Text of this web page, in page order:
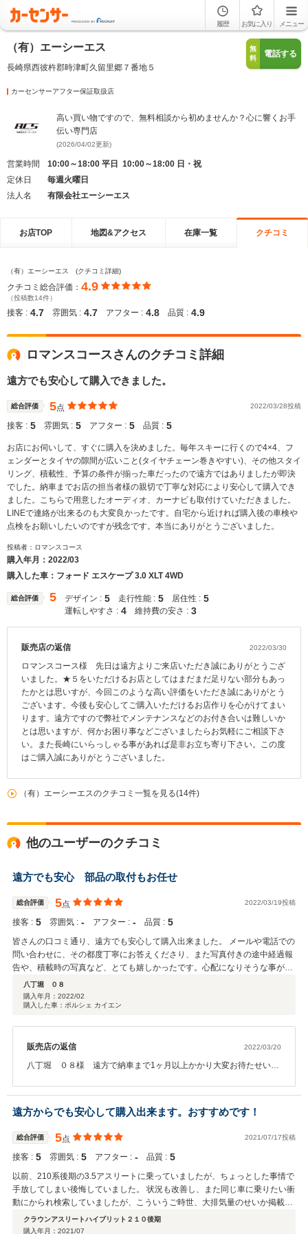
履歴 お気に入り メニュー
（有）エーシーエス
長崎県西彼杵郡時津町久留里郷７番地５
無
料
電話する
カーセンサーアフター保証取扱店
高い買い物ですので、無料相談から初めませんか？心に響くお手
伝い専門店
(2026/04/02更新)
営業時間
10:00～18:00 平日 10:00～18:00 日・祝
定休日
毎週火曜日
法人名
有限会社エーシーエス
お店TOP 地図&アクセス 在庫一覧 クチコミ
（有）エーシーエス (クチコミ詳細)
クチコミ総合評価： 4.9
（投稿数14件）
接客 : 4.7 雰囲気 : 4.7 アフター : 4.8 品質 : 4.9
ロマンスコースさんのクチコミ詳細
遠方でも安心して購入できました。
総合評価 5点 2022/03/28投稿
接客 : 5 雰囲気 : 5 アフター : 5 品質 : 5
お店にお伺いして、すぐに購入を決めました。毎年スキーに行くので4×4、フ
ェンダーとタイヤの隙間が広いこと(タイヤチェーン巻きやすい)、その他スタイ
リング、積載性、予算の条件が揃った車だったので遠方ではありましたが即決
でした。納車までお店の担当者様の親切で丁寧な対応により安心して購入でき
ました。こちらで用意したオーディオ、カーナビも取付けていただきました。
LINEで連絡が出来るのも大変良かったです。自宅から近ければ購入後の車検や
点検をお願いしたいのですが残念です。本当にありがとうございました。
投稿者：ロマンスコース
購入年月： 2022/03
購入した車：フォード エスケープ 3.0 XLT 4WD
総合評価 5 デザイン : 5 走行性能 : 5 居住性 : 5
運転しやすさ : 4 維持費の安さ : 3
販売店の返信 2022/03/30
ロマンスコース様 先日は遠方よりご来店いただき誠にありがとうござ
いました。★５をいただけるお店としてはまだまだ足りない部分もあっ
たかとは思いすが、今回このような高い評価をいただき誠にありがとう
ございます。今後も安心してご購入いただけるお店作りを心がけてまい
ります。遠方ですので弊社でメンテナンスなどのお付き合いは難しいか
とは思いますが、何かお困り事などございましたらお気軽にご相談下さ
い。また長崎にいらっしゃる事があれば是非お立ち寄り下さい。この度
はご購入誠にありがとうございました。
（有）エーシーエスのクチコミ一覧を見る(14件)
他のユーザーのクチコミ
遠方でも安心 部品の取付もお任せ
総合評価 5点 2022/03/19投稿
接客 : 5 雰囲気 : ‐ アフター : ‐ 品質 : 5
皆さんの口コミ通り、遠方でも安心して購入出来ました。 メールや電話での
問い合わせに、その都度丁寧にお答えくださり、また写真付きの途中経過報
告や、積載時の写真など、とても嬉しかったです。心配になりそうな事があ
れば、先回りしてご連絡をくださり、安心できました。 部品取り付け等もお
願いしたのですが、メーカーに問い合わせまでしてくださり、納車時に完璧
な状態で、すぐ乗れました。お願いして良かったです。 ありがとうございま
八丁堀 ０８
購入年月： 2022/02
購入した車：ポルシェ カイエン
販売店の返信 2022/03/20
八丁堀 ０８様 遠方で納車まで1ヶ月以上かかり大変お待たせいた
とは思いましたが無事にお渡し出来安心いたしました。今後弊社で
サポート出来る事など遠方で限られては来るかとは思いますが、何
かお困り事などございましたらお気軽にご相談下さい。もし長崎に
いらっしゃる事などございましたらお立ち寄りいただれれば幸いで
す。この度はご購入いただきまして誠にありがとうございました。
遠方からでも安心して購入出来ます。おすすめです！
総合評価 5点 2021/07/17投稿
接客 : 5 雰囲気 : 5 アフター : ‐ 品質 : 5
以前、210系後期の3.5アスリートに乗っていましたが、ちょっとした事情で
手放してしまい後悔していました。 状況も改善し、また同じ車に乗りたい衝
動にかられ検索していましたが、こういうご時世、大排気量のせいか掲載台
数も少なく、条件に合う物が見つかりませんでした。 色々考えハイブリット
も有りかと思い検索していたところエーシーエスさんが掲載する条件に合っ
クラウンアスリートハイブリット２１０後期
購入年月： 2021/07